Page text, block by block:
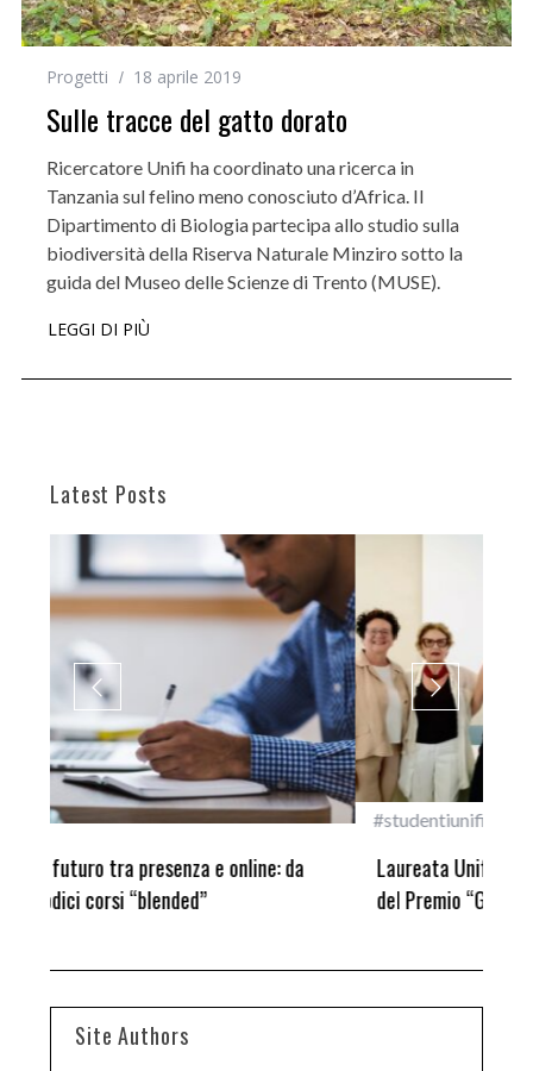
Progetti 18 aprile 2019
Sulle tracce del gatto dorato
Ricercatore Unifi ha coordinato una ricerca in
Tanzania sul felino meno conosciuto d’Africa. Il
Dipartimento di Biologia partecipa allo studio sulla
biodiversità della Riserva Naturale Minziro sotto la
guida del Museo delle Scienze di Trento (MUSE).
LEGGI DI PIÙ
Latest Posts
#studentiunifi
Laureata Unifi premiata nella settima edizione
del Premio “Giancarlo Guasti”
Site Authors